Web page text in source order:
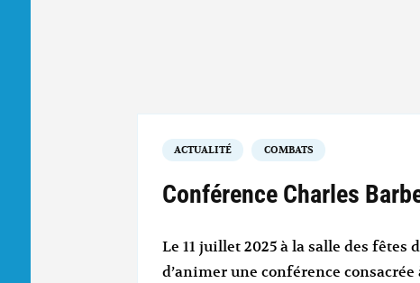
ACTUALITÉ COMBATS
Conférence Charles
Le 11 juillet 2025 à la salle des fêtes
d’animer une conférence